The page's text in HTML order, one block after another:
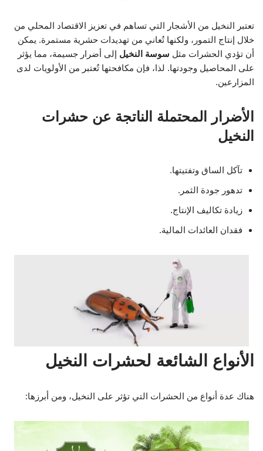
تعتبر النخيل من الأشجار التي تساهم في تعزيز الاقتصاد المحلي من
خلال إنتاج التمور، ولكنها تُعاني من تهديدات حشرية مستمرة. يمكن
أن تؤدي الحشرات مثل سوسة النخيل إلى أضرار جسيمة، مما يؤثر
على المحاصيل وجودتها. لذا، فإن مكافحتها تُعتبر من الأولويات لدى
المزارعين.
الأضرار المحتملة الناتجة عن حشرات
النخيل
تآكل الساق وتفتيتها.
تدهور جودة الثمر.
زيادة تكاليف الإنتاج.
فقدان العائدات المالية.
الأنواع الشائعة لحشرات النخيل
هناك عدة أنواع من الحشرات التي تؤثر على النخيل، ومن أبرزها: